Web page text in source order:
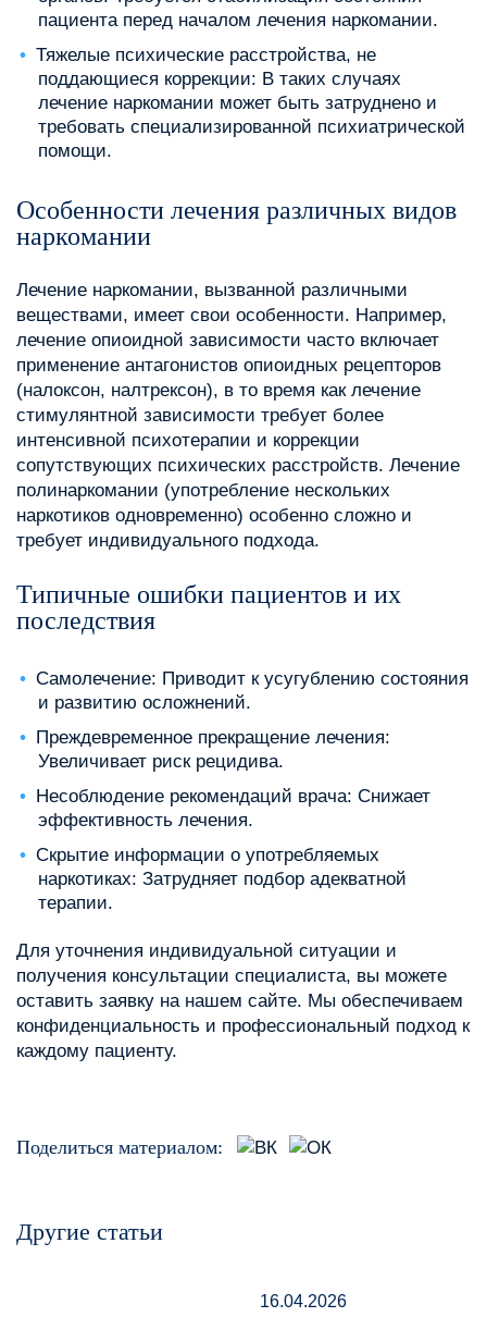
пациента перед началом лечения наркомании.
Тяжелые психические расстройства, не
поддающиеся коррекции: В таких случаях
лечение наркомании может быть затруднено и
требовать специализированной психиатрической
помощи.
Особенности лечения различных видов
наркомании
Лечение наркомании, вызванной различными
веществами, имеет свои особенности. Например,
лечение опиоидной зависимости часто включает
применение антагонистов опиоидных рецепторов
(налоксон, налтрексон), в то время как лечение
стимулянтной зависимости требует более
интенсивной психотерапии и коррекции
сопутствующих психических расстройств. Лечение
полинаркомании (употребление нескольких
наркотиков одновременно) особенно сложно и
требует индивидуального подхода.
Типичные ошибки пациентов и их
последствия
Самолечение: Приводит к усугублению состояния
и развитию осложнений.
Преждевременное прекращение лечения:
Увеличивает риск рецидива.
Несоблюдение рекомендаций врача: Снижает
эффективность лечения.
Скрытие информации о употребляемых
наркотиках: Затрудняет подбор адекватной
терапии.
Для уточнения индивидуальной ситуации и
получения консультации специалиста, вы можете
оставить заявку на нашем сайте. Мы обеспечиваем
конфиденциальность и профессиональный подход к
каждому пациенту.
Поделиться материалом:
Другие статьи
16.04.2026